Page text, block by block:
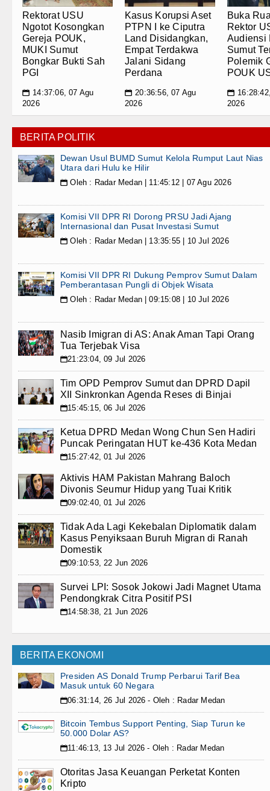
Rektorat USU
Ngotot Kosongkan
Gereja POUK,
MUKI Sumut
Bongkar Bukti Sah
PGI
📅 14:37:06, 07 Agu
2026
Kasus Korupsi Aset
PTPN I ke Ciputra
Land Disidangkan,
Empat Terdakwa
Jalani Sidang
Perdana
📅 20:36:56, 07 Agu
2026
Buka
Rektor
Audiensi
Sumut
Polemik
POUK
📅
2026
BERITA POLITIK
Dewan Usul BUMD Sumut Kelola Rumput Laut Nias
Utara dari Hulu ke Hilir
📅 Oleh : Radar Medan | 11:45:12 | 07 Agu 2026
Komisi VII DPR RI Dorong PRSU Jadi Ajang
Internasional dan Pusat Investasi Sumut
📅 Oleh : Radar Medan | 13:35:55 | 10 Jul 2026
Komisi VII DPR RI Dukung Pemprov Sumut Dalam
Pemberantasan Pungli di Objek Wisata
📅 Oleh : Radar Medan | 09:15:08 | 10 Jul 2026
Nasib Imigran di AS: Anak Aman Tapi Orang
Tua Terjebak Visa
📅21:23:04, 09 Jul 2026
Tim OPD Pemprov Sumut dan DPRD Dapil
XII Sinkronkan Agenda Reses di Binjai
📅15:45:15, 06 Jul 2026
Ketua DPRD Medan Wong Chun Sen Hadiri
Puncak Peringatan HUT ke-436 Kota Medan
📅15:27:42, 01 Jul 2026
Aktivis HAM Pakistan Mahrang Baloch
Divonis Seumur Hidup yang Tuai Kritik
📅09:02:40, 01 Jul 2026
Tidak Ada Lagi Kekebalan Diplomatik dalam
Kasus Penyiksaan Buruh Migran di Ranah
Domestik
📅09:10:53, 22 Jun 2026
Survei LPI: Sosok Jokowi Jadi Magnet Utama
Pendongkrak Citra Positif PSI
📅14:58:38, 21 Jun 2026
BERITA EKONOMI
Presiden AS Donald Trump Perbarui Tarif Bea
Masuk untuk 60 Negara
📅06:31:14, 26 Jul 2026 - Oleh : Radar Medan
Bitcoin Tembus Support Penting, Siap Turun ke
50.000 Dolar AS?
📅11:46:13, 13 Jul 2026 - Oleh : Radar Medan
Otoritas Jasa Keuangan Perketat Konten
Kripto